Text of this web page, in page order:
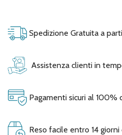
Spedizione Gratuita a
Assistenza clienti in
Pagamenti sicuri al 100%
Reso facile entro 14